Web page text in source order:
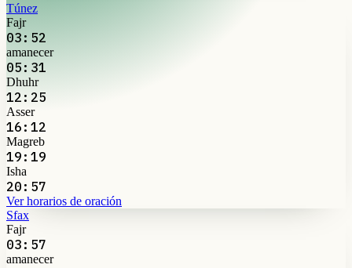
Túnez
Fajr
03:52
amanecer
05:31
Dhuhr
12:25
Asser
16:12
Magreb
19:19
Isha
20:57
Ver horarios de oración
Sfax
Fajr
03:57
amanecer